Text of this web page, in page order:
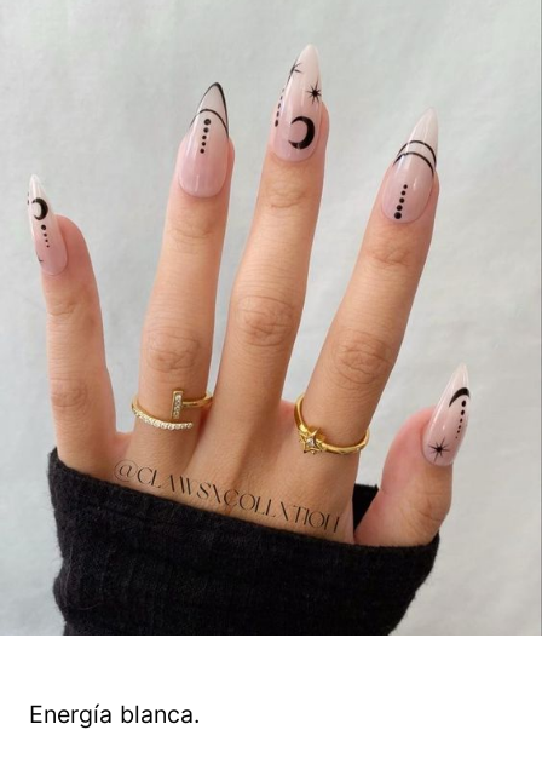
Energía blanca.